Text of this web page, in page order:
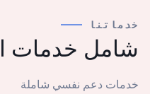
خدماتنا
شامل خدمات
خدمات دعم نفسي شاملة